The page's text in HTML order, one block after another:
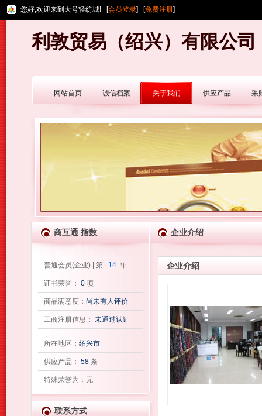
您好,欢迎来到大号轻纺城! [会员登录] [免费注册]
利敦贸易（绍兴）有限公司
网站首页 诚信档案 关于我们 供应产品 采
商互通 指数 企业介绍
普通会员(企业) | 第 14 年
证书荣誉： 0 项
商品满意度： 尚未有人评价
工商注册信息： 未通过认证
所在地区： 绍兴市
供应产品： 58 条
特殊荣誉为：无
联系方式
企业介绍